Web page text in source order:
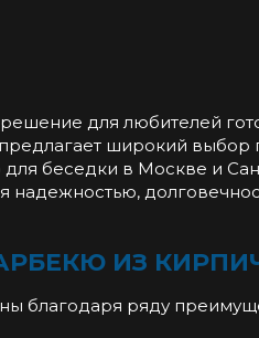
для любителей
широкий
беседки в Москве и
надежностью,
ИЗ
благодаря ряду